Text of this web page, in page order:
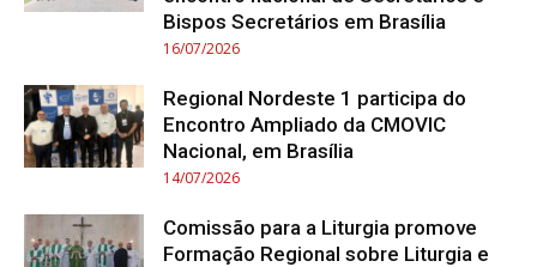
Bispos Secretários em Brasília
16/07/2026
Regional Nordeste 1 participa do
Encontro Ampliado da CMOVIC
Nacional, em Brasília
14/07/2026
Comissão para a Liturgia promove
Formação Regional sobre Liturgia e